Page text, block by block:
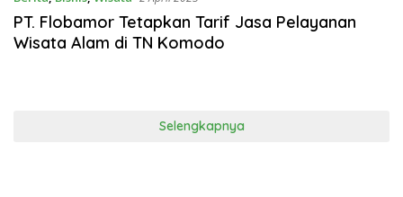
PT. Flobamor Tetapkan Tarif Jasa Pelayanan
Wisata Alam di TN Komodo
Selengkapnya